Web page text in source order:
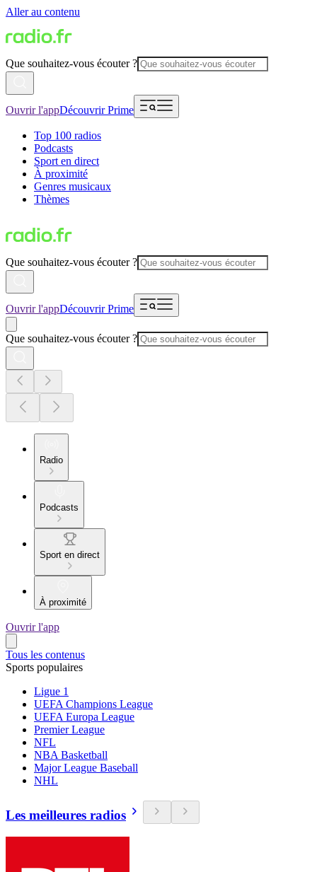
Aller au contenu
Que souhaitez-vous écouter ?
Ouvrir l'appDécouvrir Prime
Top 100 radios
Podcasts
Sport en direct
À proximité
Genres musicaux
Thèmes
Que souhaitez-vous écouter ?
Ouvrir l'appDécouvrir Prime
Que souhaitez-vous écouter ?
Radio
Podcasts
Sport en direct
À proximité
Ouvrir l'app
Tous les contenus
Sports populaires
Ligue 1
UEFA Champions League
UEFA Europa League
Premier League
NFL
NBA Basketball
Major League Baseball
NHL
Les meilleures radios